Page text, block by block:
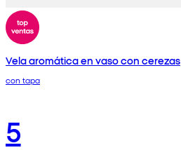
Vela aromática en vaso con cerezas
con tapa
5